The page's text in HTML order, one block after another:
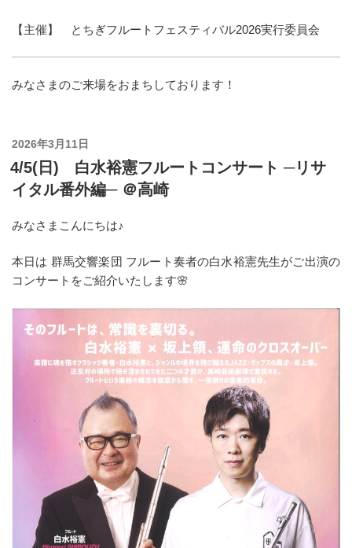
【主催】 とちぎフルートフェスティバル2026実行委員会
みなさまのご来場をおまちしております！
投
稿
日:
2026年3月11日
4/5(日) 白水裕憲フルートコンサート ─リサ
イタル番外編─ ＠高崎
みなさまこんにちは♪
本日は 群馬交響楽団 フルート奏者の白水裕憲先生がご出演の
コンサートをご紹介いたします🌸